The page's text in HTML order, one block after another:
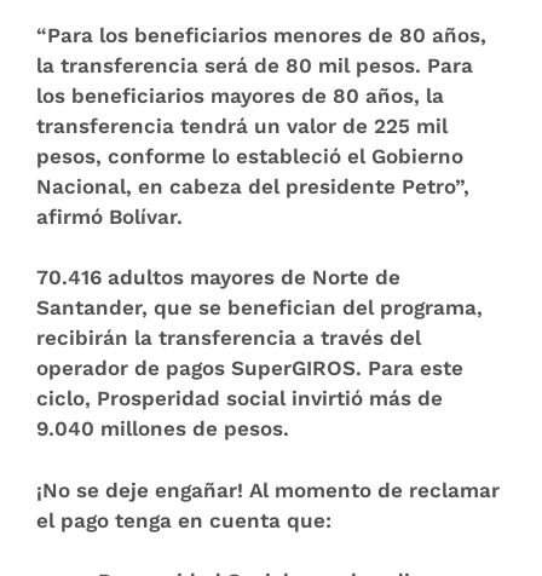
“Para los beneficiarios menores de 80 años,
la transferencia será de 80 mil pesos. Para
los beneficiarios mayores de 80 años, la
transferencia tendrá un valor de 225 mil
pesos, conforme lo estableció el Gobierno
Nacional, en cabeza del presidente Petro”,
afirmó Bolívar.
70.416 adultos mayores de Norte de
Santander, que se benefician del programa,
recibirán la transferencia a través del
operador de pagos SuperGIROS. Para este
ciclo, Prosperidad social invirtió más de
9.040 millones de pesos.
¡No se deje engañar! Al momento de reclamar
el pago tenga en cuenta que: